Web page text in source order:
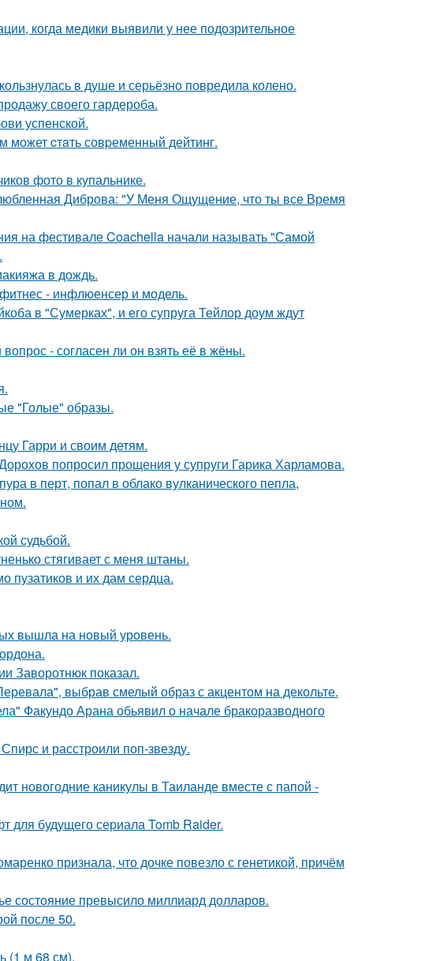
когда медики выявили у нее подозрительное
в душе и серьёзно повредила колено.
своего гардероба.
успенской.
cтaть совpеменный дейтинг.
фото в купальнике.
Диброва: "У Меня Ощущение, что ты все Время
на фестивале Coachella начали называть "Самой
в дождь.
- инфлюенсер и модель.
в "Сумерках", и его супруга Тейлор доум ждут
- согласен ли он взять её в жёны.
"Голые" образы.
Гарри и своим детям.
попросил прощения у супруги Гарика Харламова.
в перт, попал в облако вулканического пепла,
судьбой.
стягивает с меня штаны.
пузатиков и их дам сердца.
вышла на новый уровень.
Заворотнюк показал.
выбрав смелый образ с акцентом на декольте.
Факундо Арана обьявил о начале бракоразводного
и расстроили поп-звезду.
новогодние каникулы в Таиланде вместе с папой -
для будущего сериала Tomb Raider.
признала, что дочке повезло с генетикой, причём
состояние превысило миллиард долларов.
после 50.
(1 м 68 см).